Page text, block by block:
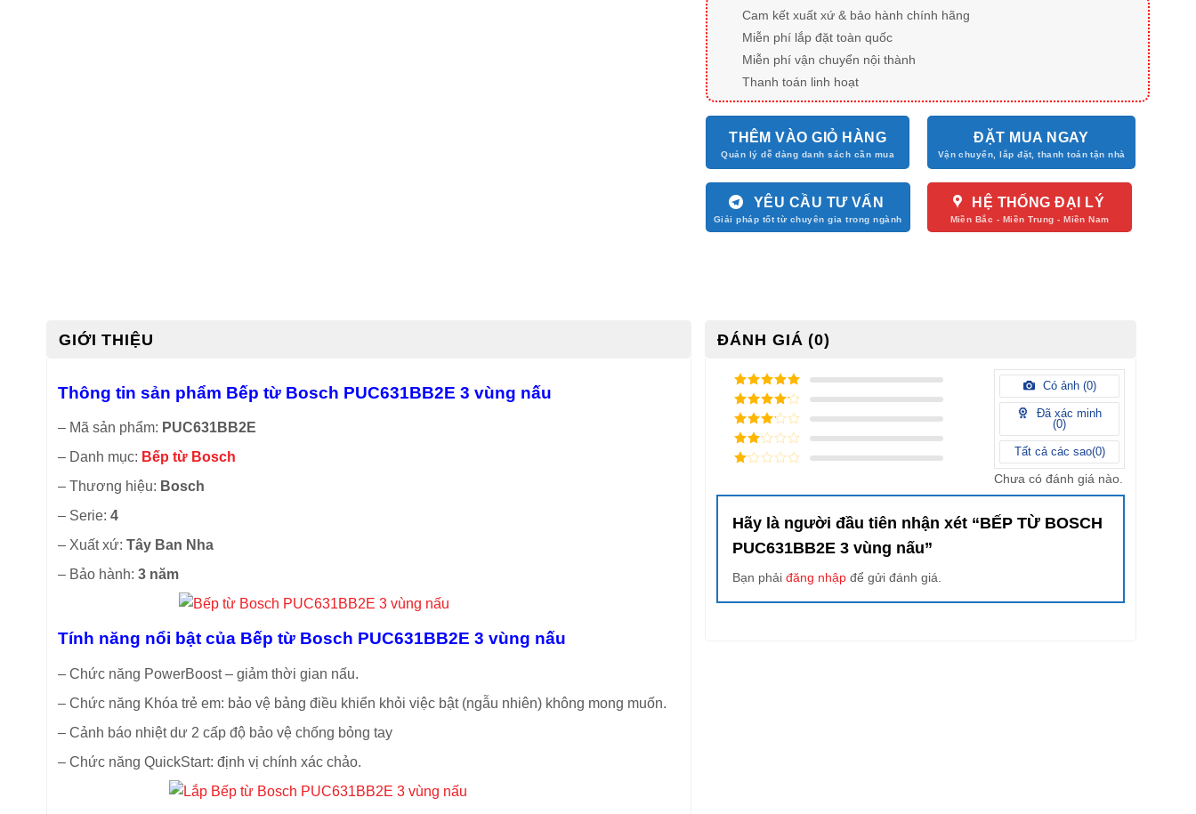
Cam kết xuất xứ & bảo hành chính hãng
Miễn phí lắp đặt toàn quốc
Miễn phí vận chuyển nội thành
Thanh toán linh hoạt
THÊM VÀO GIỎ HÀNG ĐẶT MUA NGAY
YÊU CẦU TƯ VẤN HỆ THỐNG ĐẠI LÝ
GIỚI THIỆU
Thông tin sản phẩm Bếp từ Bosch PUC631BB2E 3 vùng nấu
– Mã sản phẩm: PUC631BB2E
– Danh mục: Bếp từ Bosch
– Thương hiệu: Bosch
– Serie: 4
– Xuất xứ: Tây Ban Nha
– Bảo hành: 3 năm
Tính năng nổi bật của Bếp từ Bosch PUC631BB2E 3 vùng nấu
– Chức năng PowerBoost – giảm thời gian nấu.
– Chức năng Khóa trẻ em: bảo vệ bảng điều khiển khỏi việc bật (ngẫu nhiên) không mong muốn.
– Cảnh báo nhiệt dư 2 cấp độ bảo vệ chống bỏng tay
– Chức năng QuickStart: định vị chính xác chảo.
ĐÁNH GIÁ (0)
5/ 5 điểm
4/ 5
điểm
3/ 5
điểm
2/
5
Có ảnh (0)
Đã xác minh
(0)
Tất cả các sao(0)
Chưa có đánh giá nào.
Hãy là người đầu tiên nhận xét “BẾP TỪ BOSCH
PUC631BB2E 3 vùng nấu”
Bạn phảiđăng nhập để gửi đánh giá.